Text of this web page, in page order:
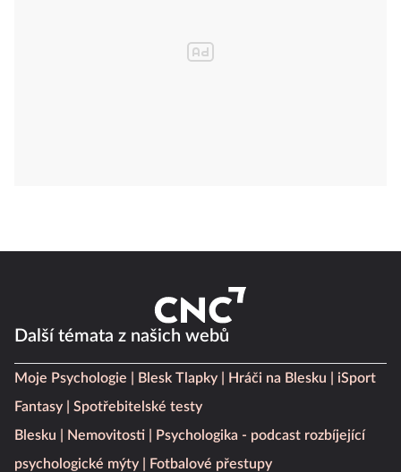
Další témata z našich webů
Moje Psychologie Blesk Tlapky Hráči na Blesku
iSport
Fantasy
Spotřebitelské testy
Blesku
Nemovitosti
Psychologika - podcast rozbíjející
psychologické mýty
Fotbalové přestupy